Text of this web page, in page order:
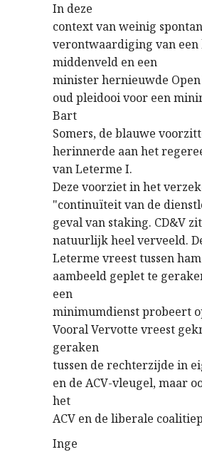
In deze
context van weinig
verontwaardiging van een
middenveld en een
minister hernieuwde
oud pleidooi voor een
Bart
Somers, de blauwe
herinnerde aan het
van Leterme I.
Deze voorziet in het
"continuïteit van de
geval van staking. CD&V
natuurlijk heel verveeld.
Leterme vreest tussen
aambeeld geplet te
een
minimumdienst probeert
Vooral Vervotte vreest
geraken
tussen de rechterzijde in
en de ACV-vleugel, maar
het
ACV en de liberale
Inge